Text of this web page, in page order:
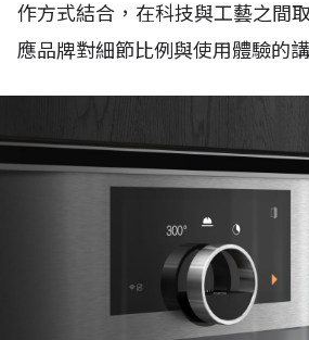
作方式結合，在科技與工藝之間
應品牌對細節比例與使用體驗的